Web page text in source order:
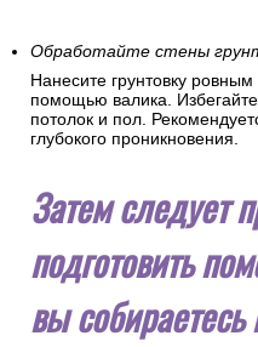
Обработайте стены
Нанесите грунтовку
помощью валика.
потолок и пол.
глубокого проникновения.
Затем следует
подготовить
вы собираетесь